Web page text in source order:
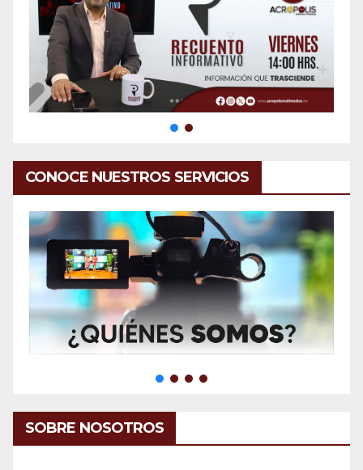
CONOCE NUESTROS SERVICIOS
SOBRE NOSOTROS